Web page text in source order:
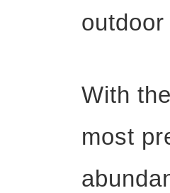
With
most